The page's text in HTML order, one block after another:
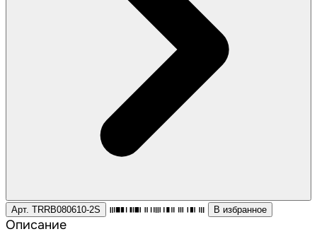
Арт. TRRB080610-2S В избранное
Описание